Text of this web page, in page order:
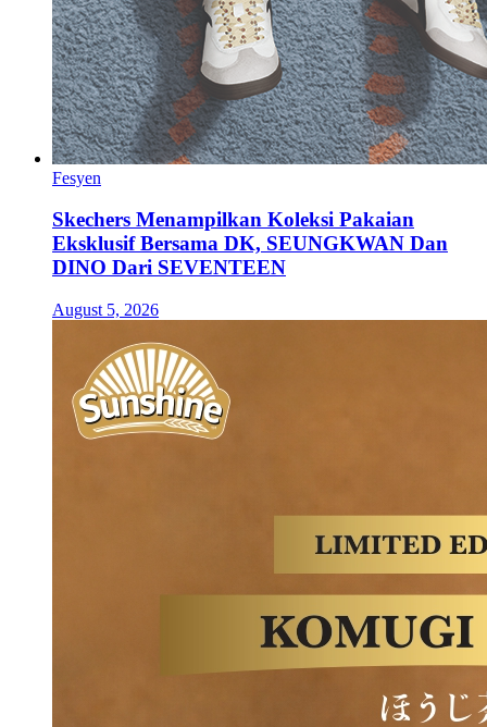
Fesyen
Skechers Menampilkan Koleksi Pakaian
Eksklusif Bersama DK, SEUNGKWAN Dan
DINO Dari SEVENTEEN
August 5, 2026